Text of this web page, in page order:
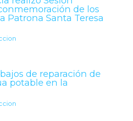
de los
Patrona Santa Teresa
de reparación de
potable en la